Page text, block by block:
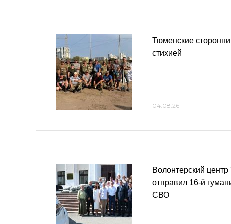
Тюменские
стихией
04.08.26
Волонтерский
отправил 16-й
СВО